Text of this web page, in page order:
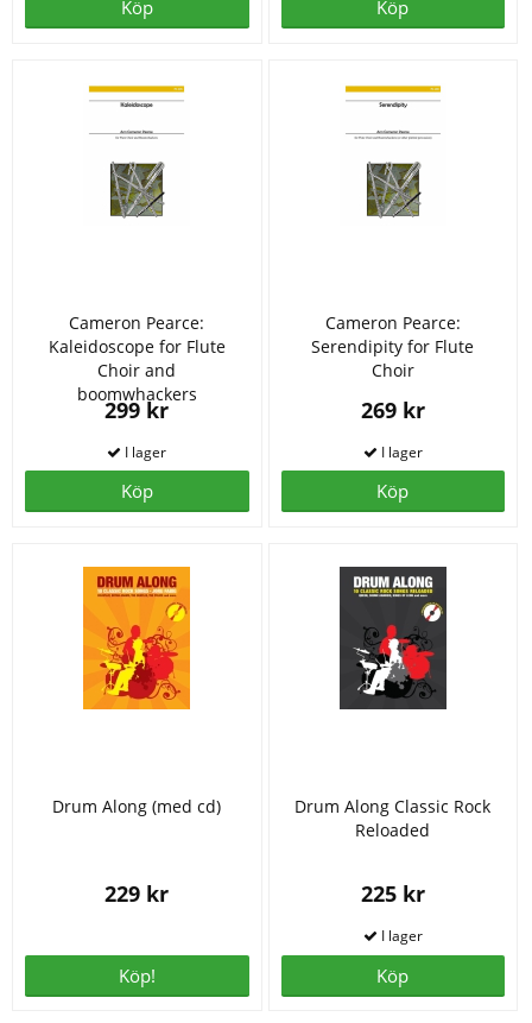
Köp Köp
Cameron Pearce:
Kaleidoscope for Flute
Choir and
boomwhackers
299 kr
Köp
Cameron Pearce:
Serendipity for Flute
Choir
269 kr
Köp
Drum Along (med cd)
229 kr
Köp!
Drum Along Classic Rock
Reloaded
225 kr
Köp